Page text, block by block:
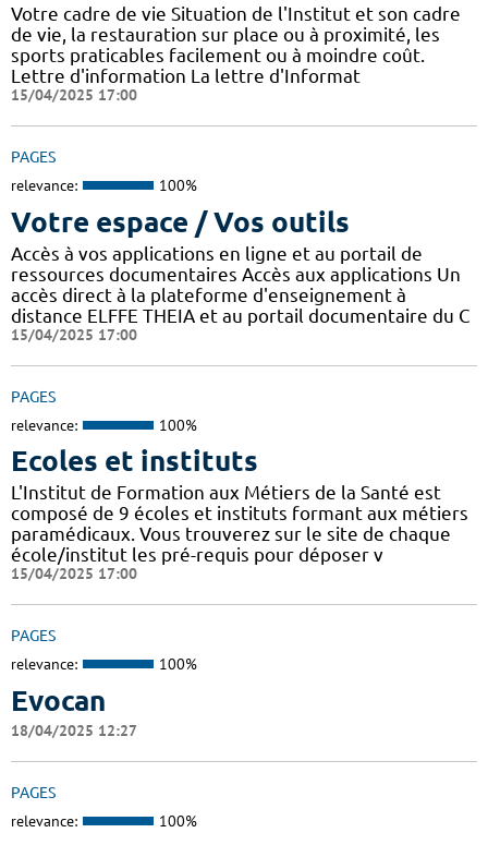
Votre cadre de vie Situation de l'Institut et son cadre
de vie, la restauration sur place ou à proximité, les
sports praticables facilement ou à moindre coût.
Lettre d'information La lettre d'Informat
15/04/2025 17:00
PAGES
relevance: 100%
Votre espace / Vos outils
Accès à vos applications en ligne et au portail de
ressources documentaires Accès aux applications Un
accès direct à la plateforme d'enseignement à
distance ELFFE THEIA et au portail documentaire du C
15/04/2025 17:00
PAGES
relevance: 100%
Ecoles et instituts
L'Institut de Formation aux Métiers de la Santé est
composé de 9 écoles et instituts formant aux métiers
paramédicaux. Vous trouverez sur le site de chaque
école/institut les pré-requis pour déposer v
15/04/2025 17:00
PAGES
relevance: 100%
Evocan
18/04/2025 12:27
PAGES
relevance: 100%